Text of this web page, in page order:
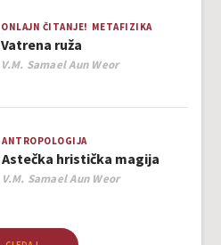
ONLAJN ČITANJE! METAFIZIKA
Vatrena ruža
Author
V.M. Samael Aun Weor
ANTROPOLOGIJA
Astečka hristička magija
Author
V.M. Samael Aun Weor